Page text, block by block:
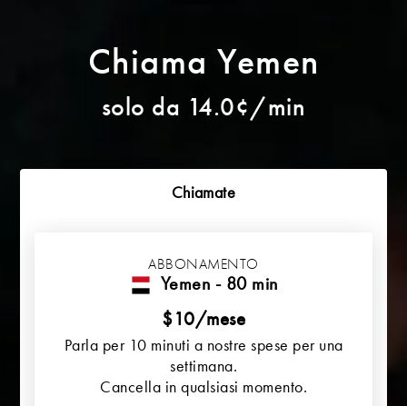
Chiama Yemen
solo da 14.0¢/min
Chiamate
ABBONAMENTO
Yemen - 80 min
$10/mese
Parla per 10 minuti a nostre spese per una
settimana.
Cancella in qualsiasi momento.